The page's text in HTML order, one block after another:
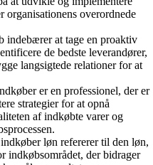
organisationens overordnede
indebærer at tage en proaktiv
de bedste leverandører,
langsigtede relationer for at
er en professionel, der er
strategier for at opnå
af indkøbte varer og
løn refererer til den løn,
indkøbsområdet, der bidrager